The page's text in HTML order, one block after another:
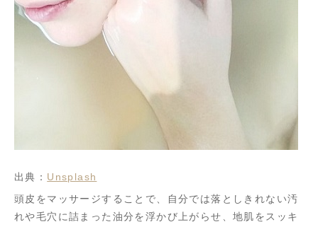
出典： Unsplash
頭皮をマッサージすることで、自分では落としきれない汚
れや毛穴に詰まった油分を浮かび上がらせ、地肌をスッキ